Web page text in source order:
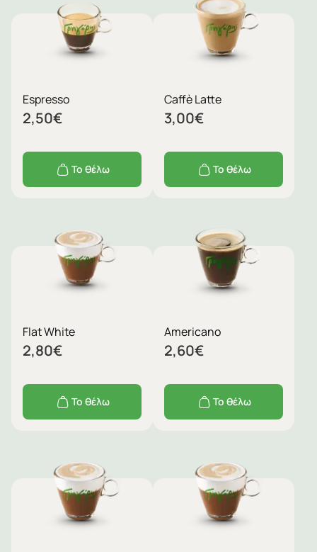
Espresso
2,50€
Το θέλω
Caffè Latte
3,00€
Το θέλω
Flat White
2,80€
Το θέλω
Americano
2,60€
Το θέλω